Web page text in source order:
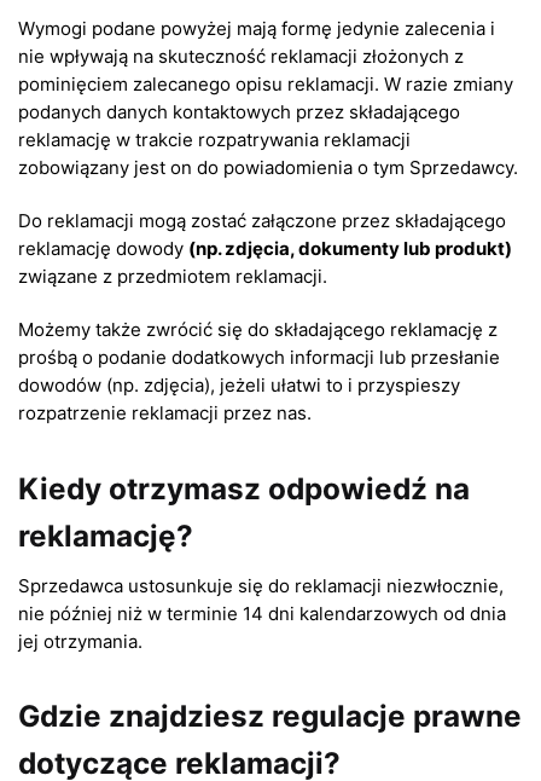
Wymogi podane powyżej mają formę jedynie zalecenia i
nie wpływają na skuteczność reklamacji złożonych z
pominięciem zalecanego opisu reklamacji. W razie zmiany
podanych danych kontaktowych przez składającego
reklamację w trakcie rozpatrywania reklamacji
zobowiązany jest on do powiadomienia o tym Sprzedawcy.
Do reklamacji mogą zostać załączone przez składającego
reklamację dowody (np. zdjęcia, dokumenty lub produkt)
związane z przedmiotem reklamacji.
Możemy także zwrócić się do składającego reklamację z
prośbą o podanie dodatkowych informacji lub przesłanie
dowodów (np. zdjęcia), jeżeli ułatwi to i przyspieszy
rozpatrzenie reklamacji przez nas.
Kiedy otrzymasz odpowiedź na
reklamację?
Sprzedawca ustosunkuje się do reklamacji niezwłocznie,
nie później niż w terminie 14 dni kalendarzowych od dnia
jej otrzymania.
Gdzie znajdziesz regulacje prawne
dotyczące reklamacji?